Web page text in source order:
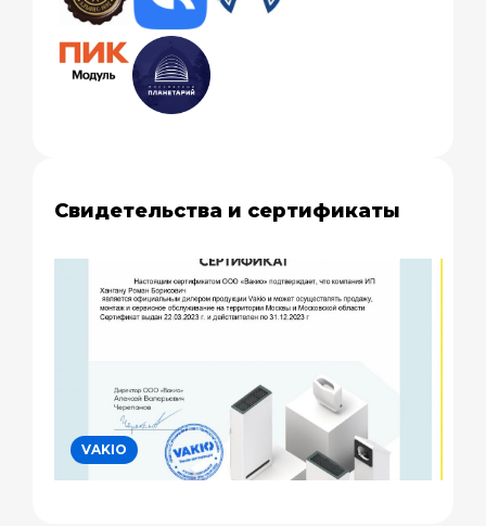
Свидетельства и сертификаты
VAKIO